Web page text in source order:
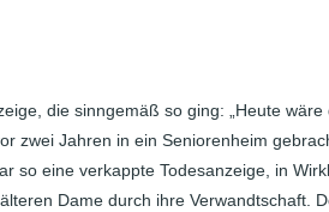
die sinngemäß so ging: „Heute
zwei Jahren in ein Seniorenheim
so eine verkappte Todesanzeige, in
Dame durch ihre Verwandtschaft.